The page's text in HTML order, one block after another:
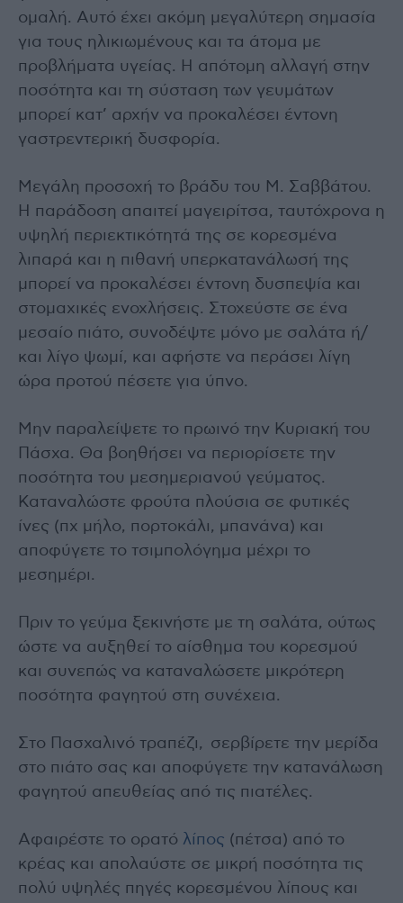
ομαλή. Αυτό έχει ακόμη μεγαλύτερη σημασία
για τους ηλικιωμένους και τα άτομα με
προβλήματα υγείας. Η απότομη αλλαγή στην
ποσότητα και τη σύσταση των γευμάτων
μπορεί κατ’ αρχήν να προκαλέσει έντονη
γαστρεντερική δυσφορία.
Μεγάλη προσοχή το βράδυ του Μ. Σαββάτου.
Η παράδοση απαιτεί μαγειρίτσα, ταυτόχρονα η
υψηλή περιεκτικότητά της σε κορεσμένα
λιπαρά και η πιθανή υπερκατανάλωσή της
μπορεί να προκαλέσει έντονη δυσπεψία και
στομαχικές ενοχλήσεις. Στοχεύστε σε ένα
μεσαίο πιάτο, συνοδέψτε μόνο με σαλάτα ή/
και λίγο ψωμί, και αφήστε να περάσει λίγη
ώρα προτού πέσετε για ύπνο.
Μην παραλείψετε το πρωινό την Κυριακή του
Πάσχα. Θα βοηθήσει να περιορίσετε την
ποσότητα του μεσημεριανού γεύματος.
Καταναλώστε φρούτα πλούσια σε φυτικές
ίνες (πχ μήλο, πορτοκάλι, μπανάνα) και
αποφύγετε το τσιμπολόγημα μέχρι το
μεσημέρι.
Πριν το γεύμα ξεκινήστε με τη σαλάτα, ούτως
ώστε να αυξηθεί το αίσθημα του κορεσμού
και συνεπώς να καταναλώσετε μικρότερη
ποσότητα φαγητού στη συνέχεια.
Στο Πασχαλινό τραπέζι, σερβίρετε την μερίδα
στο πιάτο σας και αποφύγετε την κατανάλωση
φαγητού απευθείας από τις πιατέλες.
Αφαιρέστε το ορατό λίπος (πέτσα) από το
κρέας και απολαύστε σε μικρή ποσότητα τις
πολύ υψηλές πηγές κορεσμένου λίπους και